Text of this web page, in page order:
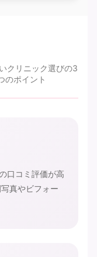
クリニック選びの3
のポイント
口コミ評価が高
真やビフォー